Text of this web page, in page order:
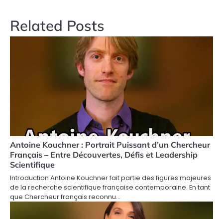
Related Posts
Antoine Kouchner : Portrait Puissant d’un Chercheur
Français – Entre Découvertes, Défis et Leadership
Scientifique
Introduction Antoine Kouchner fait partie des figures majeures
de la recherche scientifique française contemporaine. En tant
que Chercheur français reconnu…